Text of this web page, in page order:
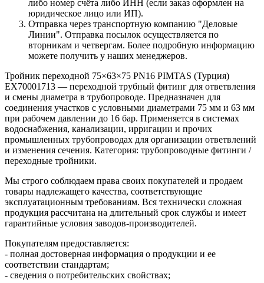
либо номер счёта либо ИНН (если заказ оформлен на
юридическое лицо или ИП).
Отправка через транспортную компанию "Деловые
Линии". Отправка посылок осуществляется по
вторникам и четвергам. Более подробную информацию
можете получить у наших менеджеров.
Тройник переходной 75×63×75 PN16 PIMTAS (Турция)
EX70001713 — переходной трубный фитинг для ответвления
и смены диаметра в трубопроводе. Предназначен для
соединения участков с условными диаметрами 75 мм и 63 мм
при рабочем давлении до 16 бар. Применяется в системах
водоснабжения, канализации, ирригации и прочих
промышленных трубопроводах для организации ответвлений
и изменения сечения. Категория: трубопроводные фитинги /
переходные тройники.
Мы строго соблюдаем права своих покупателей и продаем
товары надлежащего качества, соответствующие
эксплуатационным требованиям. Вся технически сложная
продукция рассчитана на длительный срок службы и имеет
гарантийные условия заводов-производителей.
Покупателям предоставляется:
- полная достоверная информация о продукции и ее
соответствии стандартам;
- сведения о потребительских свойствах;